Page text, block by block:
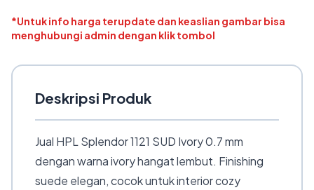
*Untuk info harga terupdate dan keaslian gambar bisa
menghubungi admin dengan klik tombol
Deskripsi Produk
Jual HPL Splendor 1121 SUD Ivory 0.7 mm
dengan warna ivory hangat lembut. Finishing
suede elegan, cocok untuk interior cozy